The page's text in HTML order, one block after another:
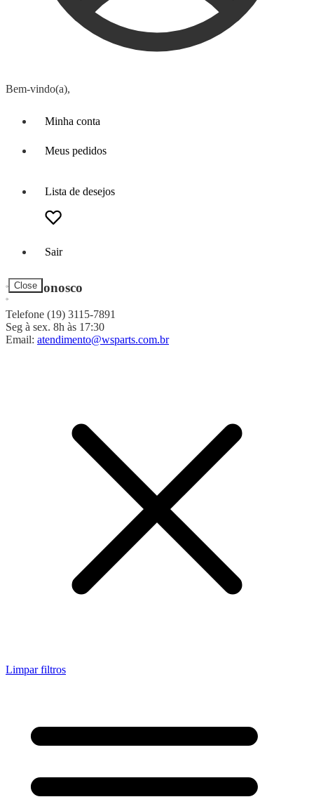
Bem-vindo(a),
Minha conta
Meus pedidos
Lista de desejos
Sair
Close
Fale Conosco
Telefone (19) 3115-7891
Seg à sex. 8h às 17:30
Email: atendimento@wsparts.com.br
Limpar filtros